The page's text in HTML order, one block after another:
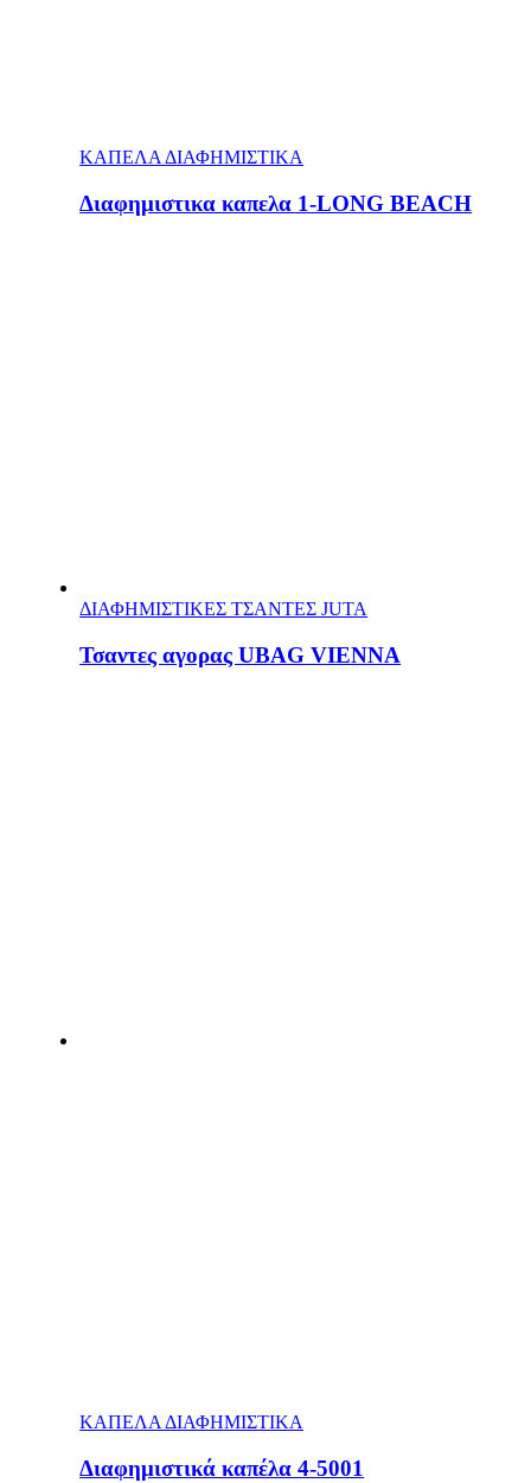
ΚΑΠΕΛΑ ΔΙΑΦΗΜΙΣΤΙΚΑ
Διαφημιστικα καπελα 1-LONG BEACH
ΔΙΑΦΗΜΙΣΤΙΚΕΣ ΤΣΑΝΤΕΣ JUTA
Τσαντες αγορας UBAG VIENNA
ΚΑΠΕΛΑ ΔΙΑΦΗΜΙΣΤΙΚΑ
Διαφημιστικά καπέλα 4-5001